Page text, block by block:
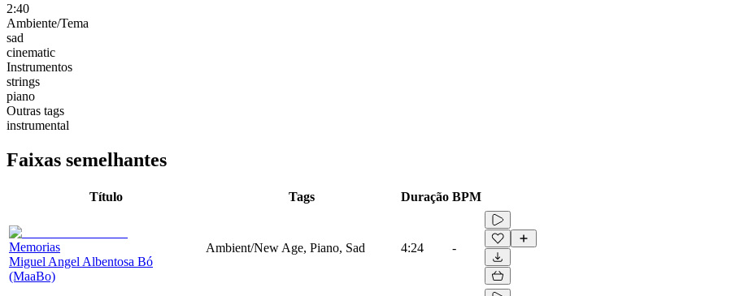
2:40
Ambiente/Tema
sad
cinematic
Instrumentos
strings
piano
Outras tags
instrumental
Faixas semelhantes
Título Tags Duração BPM
Memorias
Miguel Angel Albentosa Bó
(MaaBo)
Ambient/New Age, Piano, Sad 4:24 -